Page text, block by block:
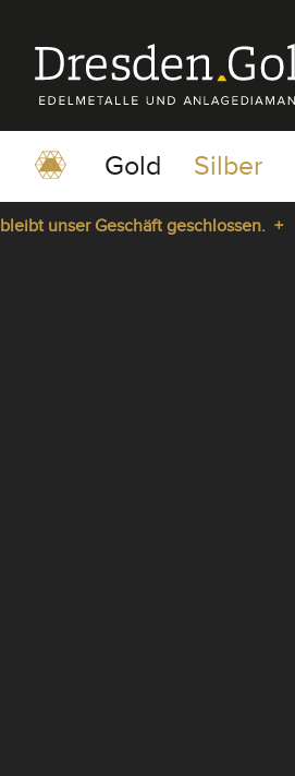
Gold Silber
unser Geschäft geschlossen. + Ab